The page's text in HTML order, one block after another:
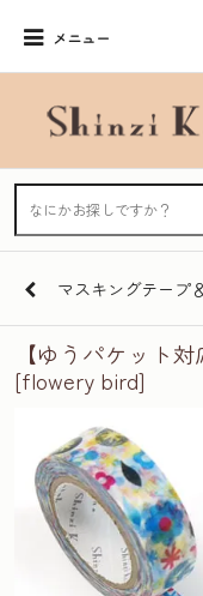
メニュー
マスキングテープ
【ゆうパケット
[flowery bird]